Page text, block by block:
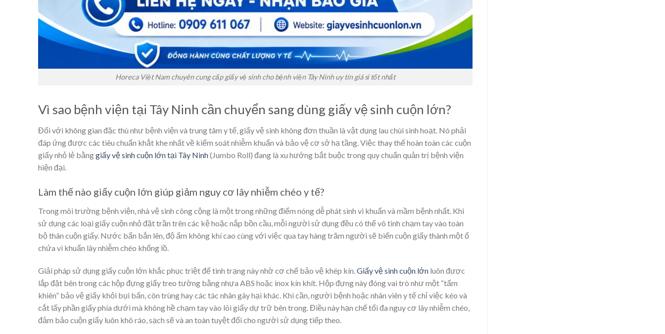
Horeca Việt Nam chuyên cung cấp giấy vệ sinh cho bệnh viện Tây Ninh uy tín giá sỉ tốt nhất
Vì sao bệnh viện tại Tây Ninh cần chuyển sang dùng giấy vệ sinh cuộn lớn?
Đối với không gian đặc thù như bệnh viện và trung tâm y tế, giấy vệ sinh không đơn thuần là vật dụng lau chùi sinh hoạt. Nó phải
đáp ứng được các tiêu chuẩn khắt khe nhất về kiểm soát nhiễm khuẩn và bảo vệ cơ sở hạ tầng. Việc thay thế hoàn toàn các cuộn
giấy nhỏ lẻ bằnggiấy vệ sinh cuộn lớn tại Tây Ninh(Jumbo Roll) đang là xu hướng bắt buộc trong quy chuẩn quản trị bệnh viện
hiện đại.
Làm thế nào giấy cuộn lớn giúp giảm nguy cơ lây nhiễm chéo y tế?
Trong môi trường bệnh viện, nhà vệ sinh công cộng là một trong những điểm nóng dễ phát sinh vi khuẩn và mầm bệnh nhất. Khi
sử dụng các loại giấy cuộn nhỏ đặt trần trên các kệ hoặc nắp bồn cầu, mỗi người sử dụng đều có thể vô tình chạm tay vào toàn
bộ thân cuộn giấy. Nước bẩn bắn lên, độ ẩm không khí cao cùng với việc qua tay hàng trăm người sẽ biến cuộn giấy thành một ổ
chứa vi khuẩn lây nhiễm chéo khổng lồ.
Giải pháp sử dụng giấy cuộn lớn khắc phục triệt để tình trạng này nhờ cơ chế bảo vệ khép kín. Giấy vệ sinh cuộn lớn luôn được
lắp đặt bên trong các hộp đựng giấy treo tường bằng nhựa ABS hoặc inox kín khít. Hộp đựng này đóng vai trò như một “tấm
khiên” bảo vệ giấy khỏi bụi bẩn, côn trùng hay các tác nhân gây hại khác. Khi cần, người bệnh hoặc nhân viên y tế chỉ việc kéo và
cắt lấy phần giấy phía dưới mà không hề chạm tay vào lõi giấy dự trữ bên trong. Điều này hạn chế tối đa nguy cơ lây nhiễm chéo,
đảm bảo cuộn giấy luôn khô ráo, sạch sẽ và an toàn tuyệt đối cho người sử dụng tiếp theo.